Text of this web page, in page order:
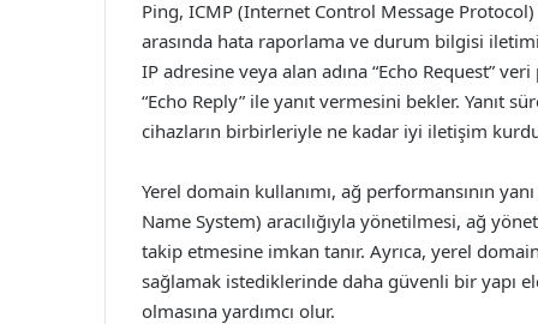
Ping, ICMP (Internet Control Message Protocol)
arasında hata raporlama ve durum bilgisi
IP adresine veya alan adına “Echo Request”
“Echo Reply” ile yanıt vermesini bekler. Yanıt
cihazların birbirleriyle ne kadar iyi iletişim
Yerel domain kullanımı, ağ performansının
Name System) aracılığıyla yönetilmesi, ağ
takip etmesine imkan tanır. Ayrıca, yerel
sağlamak istediklerinde daha güvenli bir yapı
olmasına yardımcı olur.